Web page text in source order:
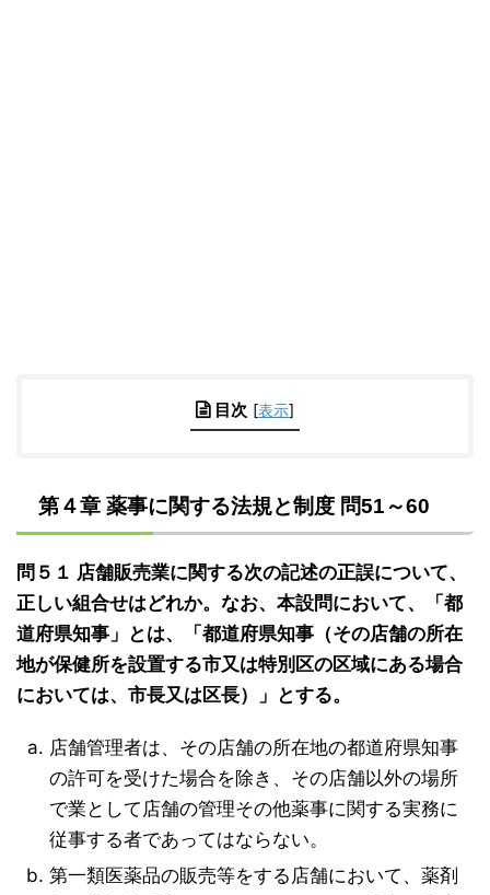
目次 [表示]
第４章 薬事に関する法規と制度 問51～60
問５１ 店舗販売業に関する次の記述の正誤について、
正しい組合せはどれか。なお、本設問において、「都
道府県知事」とは、「都道府県知事（その店舗の所在
地が保健所を設置する市又は特別区の区域にある場合
においては、市長又は区長）」とする。
店舗管理者は、その店舗の所在地の都道府県知事
の許可を受けた場合を除き、その店舗以外の場所
で業として店舗の管理その他薬事に関する実務に
従事する者であってはならない。
第一類医薬品の販売等をする店舗において、薬剤